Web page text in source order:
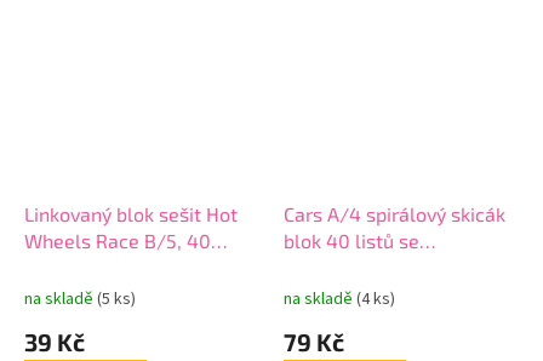
Linkovaný blok sešit Hot
Wheels Race B/5, 40
na skladě (5 ks)
39 Kč
Cars A/4 spirálový skicák
blok 40 listů se
na skladě (4 ks)
79 Kč